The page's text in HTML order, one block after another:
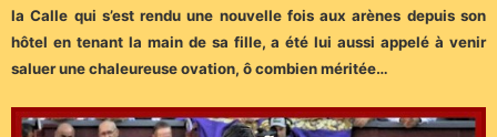
la Calle qui s’est rendu une nouvelle fois aux arènes depuis son
hôtel en tenant la main de sa fille, a été lui aussi appelé à venir
saluer une chaleureuse ovation, ô combien méritée…